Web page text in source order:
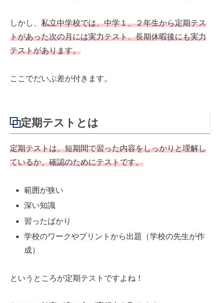
しかし、 私立中学校では、中学１、２年生から定期テス
トがあった次の月には実力テスト、長期休暇後にも実力
テストがあります。
ここでだいぶ差が付きます。
定期テストとは
定期テストは、短期間で習った内容をしっかりと理解し
ているか、確認のためにテストです。
範囲が狭い
深い知識
習ったばかり
学校のワークやプリントから出題（学校の先生が作
成）
というところが定期テストですよね！